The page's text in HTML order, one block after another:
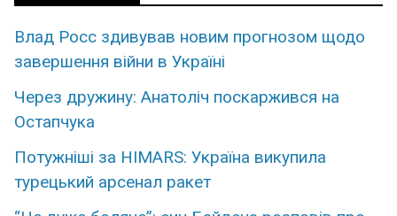
Влад Росс здивував новим прогнозом щодо
завершення війни в Україні
Через дружину: Анатоліч поскаржився на
Остапчука
Потужніші за HIMARS: Україна викупила
турецький арсенал ракет